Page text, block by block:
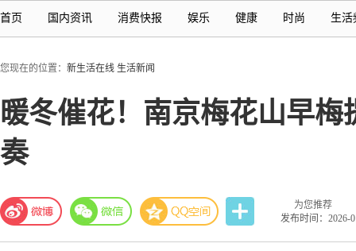
首页 国内资讯 消费快报 娱乐 健康 时尚 生活
您现在的位置： 新生活在线 生活新闻
暖冬催花！南京梅花山早
奏
为您推荐
发布时间：2026-